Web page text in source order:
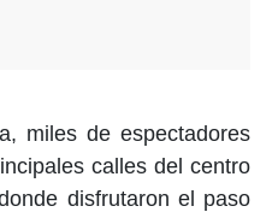
miles de espectadores
calles del centro
disfrutaron el paso